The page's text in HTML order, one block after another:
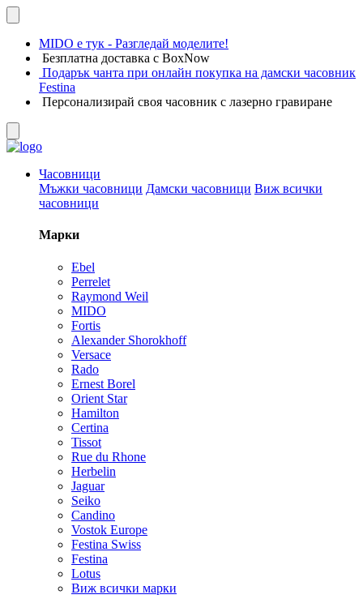
MIDO е тук - Разгледай моделите!
Безплатна доставка с BoxNow
Подарък чанта при онлайн покупка на дамски часовник
Festina
Персонализирай своя часовник с лазерно гравиране
Часовници
Мъжки часовници Дамски часовници Виж всички
часовници
Марки
Ebel
Perrelet
Raymond Weil
MIDO
Fortis
Alexander Shorokhoff
Versace
Rado
Ernest Borel
Orient Star
Hamilton
Certina
Tissot
Rue du Rhone
Herbelin
Jaguar
Seiko
Candino
Vostok Europe
Festina Swiss
Festina
Lotus
Виж всички марки